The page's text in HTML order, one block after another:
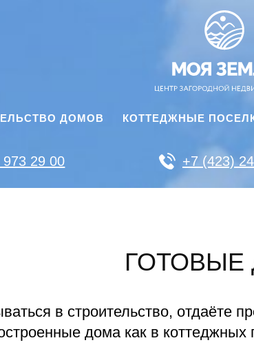
ДОМОВ КОТТЕДЖНЫЕ
29 00 +7 (423)
ГОТОВЫЕ
в строительство, отдаёте
дома как в коттеджных